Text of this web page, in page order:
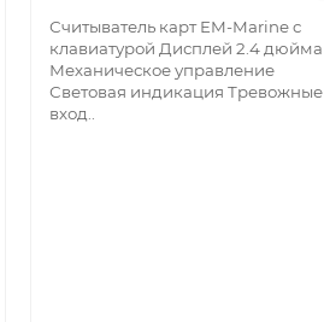
Считыватель карт EM-Marine c
клавиатурой Дисплей 2.4 дюйма
Механическое управление
Световая индикация Тревожные
вход..